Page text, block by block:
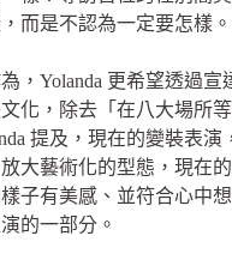
而是不認為一定要怎樣。
，Yolanda 更希望透過宣
化，除去「在八大場所
提及，現在的變裝表演
大藝術化的型態，現在
子有美感、並符合心中
的一部分。